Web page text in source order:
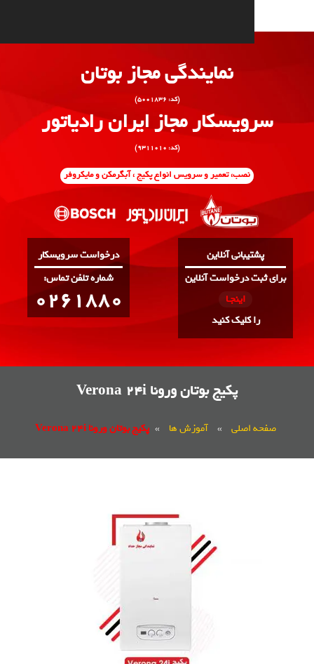
نمایندگی مجاز بوتان
مجاز ایران رادیاتور
نصب، تعمیر و سرویس انواع پکیج ، آبگرمکن و مایکروفر
درخواست آنلاین
درخواست سرویسکار
:شماره تلفن تماس
0261880
پکیج بوتان ورونا Verona 24i
» آموزش ها » پکیج بوتان ورونا Verona 24i